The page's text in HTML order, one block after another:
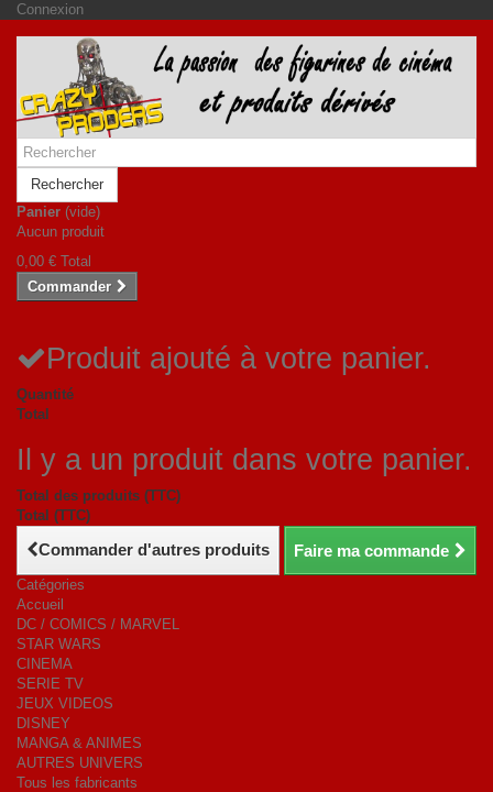
Connexion
Rechercher
Panier (vide)
Aucun produit
0,00 € Total
Commander
Produit ajouté à votre panier.
Quantité
Total
Il y a un produit dans votre panier.
Total des produits (TTC)
Total (TTC)
Commander d'autres produits Faire ma commande
Catégories
Accueil
DC / COMICS / MARVEL
STAR WARS
CINEMA
SERIE TV
JEUX VIDEOS
DISNEY
MANGA & ANIMES
AUTRES UNIVERS
Tous les fabricants